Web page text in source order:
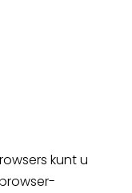
kunt u